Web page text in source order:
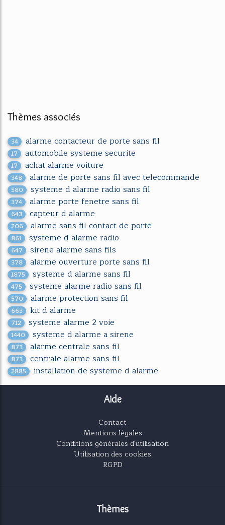
Thèmes associés
34 alarme contacteur de porte sans fil
17 automobile systeme securite
17 achat alarme voiture
348 alarme de porte sans fil avec telecommande
580 systeme d alarme radio sans fil
374 alarme porte fenetre sans fil
643 capteur d alarme
206 alarme sans fil contact de porte
861 systeme d alarme radio
647 sirene alarme sans fils
378 alarme ouverture porte sans fil
1875 systeme d alarme sans fil
475 systeme alarme radio sans fil
570 alarme protection sans fil
663 kit d alarme
712 systeme alarme 2 voie
1440 systeme d alarme a sirene
873 alarme centrale sans fil
873 centrale alarme sans fil
2885 installation de systeme d alarme
Aide
Contact
Mentions légales
Conditions générales d'utilisation
Utilisation des cookies
RGPD
Thèmes